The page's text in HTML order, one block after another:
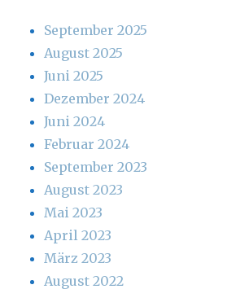
September 2025
August 2025
Juni 2025
Dezember 2024
Juni 2024
Februar 2024
September 2023
August 2023
Mai 2023
April 2023
März 2023
August 2022